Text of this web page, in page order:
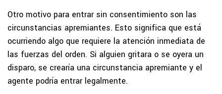
Otro motivo para entrar sin consentimiento son las
circunstancias apremiantes. Esto significa que está
ocurriendo algo que requiere la atención inmediata de
las fuerzas del orden. Si alguien gritara o se oyera un
disparo, se crearía una circunstancia apremiante y el
agente podría entrar legalmente.